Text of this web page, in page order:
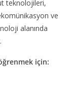
teknolojileri,
ve
alanında
için: